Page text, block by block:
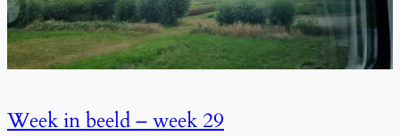
Week in beeld – week 29